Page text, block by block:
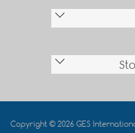
Copyright © 2026 GES